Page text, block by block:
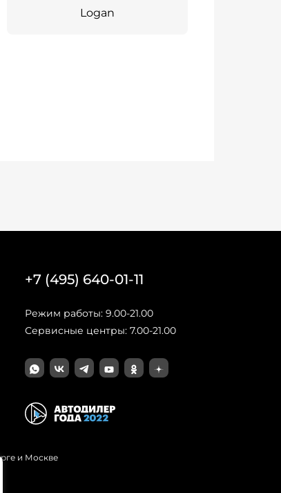
Logan
+7 (495) 640-01-11
Режим работы: 9.00-21.00
Сервисные центры: 7.00-21.00
и Москве